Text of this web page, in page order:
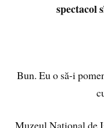
spectacol
Bun. Eu o să-i